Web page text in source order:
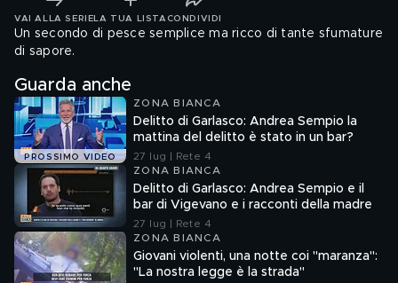
VAI ALLA SERIE LA TUA LISTA CONDIVIDI
Un secondo di pesce semplice ma ricco di tante sfumature
di sapore.
Guarda anche
PROSSIMO VIDEO
ZONA BIANCA
Delitto di Garlasco: Andrea Sempio la
mattina del delitto è stato in un bar?
27 lug | Rete 4
ZONA BIANCA
Delitto di Garlasco: Andrea Sempio e il
bar di Vigevano e i racconti della madre
27 lug | Rete 4
ZONA BIANCA
Giovani violenti, una notte coi "maranza":
"La nostra legge è la strada"